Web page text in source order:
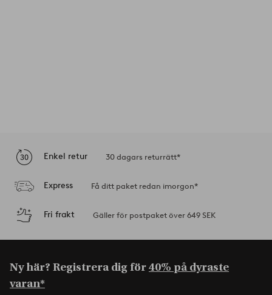
Enkel retur 30 dagars returrätt*
Express Få ditt paket redan imorgon*
Fri frakt Gäller för postpaket över 649 SEK
Ny här? Registrera dig för40% på dyraste
varan*